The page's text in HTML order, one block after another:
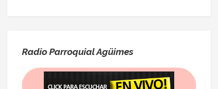
Radio Parroquial Agüimes